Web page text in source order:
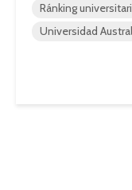
Ránking
Universidad Austral